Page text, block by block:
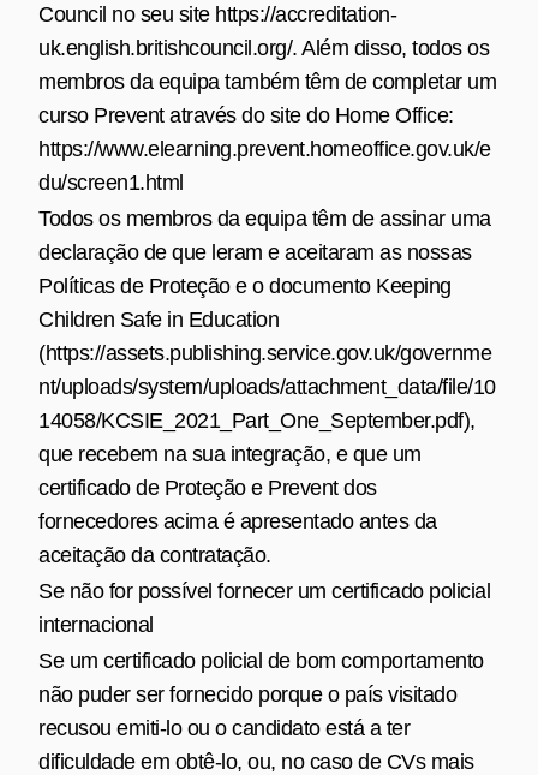
Council no seu site https://accreditation-
uk.english.britishcouncil.org/. Além disso, todos os
membros da equipa também têm de completar um
curso Prevent através do site do Home Office:
https://www.elearning.prevent.homeoffice.gov.uk/e
du/screen1.html
Todos os membros da equipa têm de assinar uma
declaração de que leram e aceitaram as nossas
Políticas de Proteção e o documento Keeping
Children Safe in Education
(https://assets.publishing.service.gov.uk/governme
nt/uploads/system/uploads/attachment_data/file/10
14058/KCSIE_2021_Part_One_September.pdf),
que recebem na sua integração, e que um
certificado de Proteção e Prevent dos
fornecedores acima é apresentado antes da
aceitação da contratação.
Se não for possível fornecer um certificado policial
internacional
Se um certificado policial de bom comportamento
não puder ser fornecido porque o país visitado
recusou emiti‑lo ou o candidato está a ter
dificuldade em obtê‑lo, ou, no caso de CVs mais